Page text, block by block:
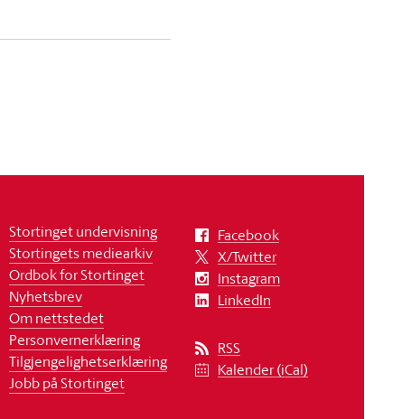
Stortinget undervisning
Stortingets mediearkiv
Ordbok for Stortinget
Nyhetsbrev
Om nettstedet
Personvernerklæring
Tilgjengelighetserklæring
Jobb på Stortinget
Facebook
X/Twitter
Instagram
LinkedIn
RSS
Kalender (iCal)